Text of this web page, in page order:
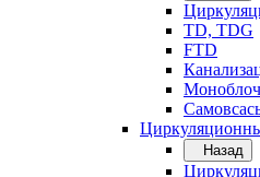
TD, TDG
FTD
Назад